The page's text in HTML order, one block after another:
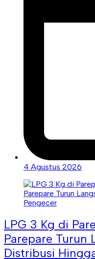
4 Agustus 2026
LPG 3 Kg di
Parepare Turun
Distribusi